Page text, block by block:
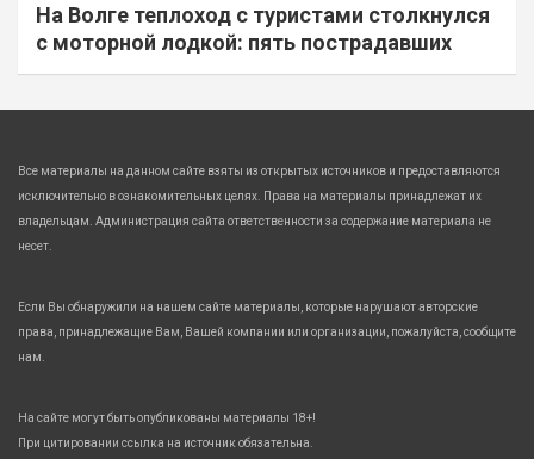
На Волге теплоход с туристами столкнулся
с моторной лодкой: пять пострадавших
Все материалы на данном сайте взяты из открытых источников и предоставляются
исключительно в ознакомительных целях. Права на материалы принадлежат их
владельцам. Администрация сайта ответственности за содержание материала не
несет.
Если Вы обнаружили на нашем сайте материалы, которые нарушают авторские
права, принадлежащие Вам, Вашей компании или организации, пожалуйста, сообщите
нам.
На сайте могут быть опубликованы материалы 18+!
При цитировании ссылка на источник обязательна.